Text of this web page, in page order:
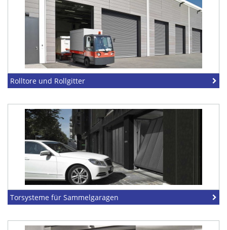
Rolltore und Rollgitter
Torsysteme für Sammelgaragen